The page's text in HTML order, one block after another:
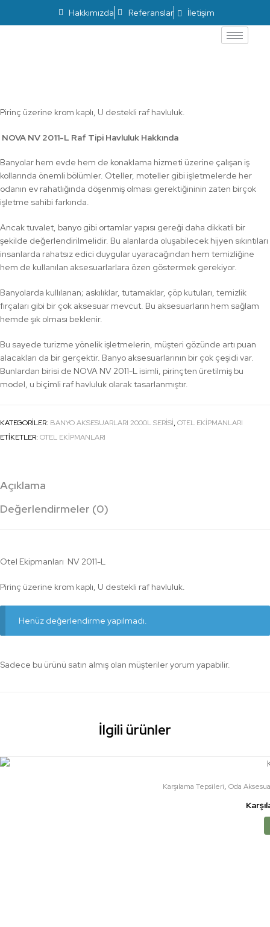
Hakkımızda Referanslar İletişim
Pirinç üzerine krom kaplı, U destekli raf havluluk.
NOVA NV 2011-L Raf Tipi Havluluk Hakkında
Banyolar hem evde hem de konaklama hizmeti üzerine çalışan iş
kollarında önemli bölümler. Oteller, moteller gibi işletmelerde her
odanın ev rahatlığında döşenmiş olması gerektiğininin zaten birçok
işletme sahibi farkında.
Ancak tuvalet, banyo gibi ortamlar yapısı gereği daha dikkatli bir
şekilde değerlendirilmelidir. Bu alanlarda oluşabilecek hijyen sıkıntıları
insanlarda rahatsız edici duygular uyaracağından hem temizliğine
hem de kullanılan aksesuarlarlara özen göstermek gerekiyor.
Banyolarda kullılanan; askılıklar, tutamaklar, çöp kutuları, temizlik
fırçaları gibi bir çok aksesuar mevcut. Bu aksesuarların hem sağlam
hemde şık olması beklenir.
Bu sayede turizme yönelik işletmelerin, müşteri gözünde artı puan
alacakları da bir gerçektir. Banyo aksesuarlarının bir çok çeşidi var.
Bunlardan birisi de NOVA NV 2011-L isimli, pirinçten üretilmiş bu
model, u biçimli raf havluluk olarak tasarlanmıştır.
KATEGORILER: BANYO AKSESUARLARI 2000L SERISI, OTEL EKİPMANLARI
ETIKETLER: OTEL EKİPMANLARI
Açıklama
Değerlendirmeler (0)
Otel Ekipmanları NV 2011-L
Pirinç üzerine krom kaplı, U destekli raf havluluk.
Henüz değerlendirme yapılmadı.
Sadece bu ürünü satın almış olan müşteriler yorum yapabilir.
İlgili ürünler
Karşılama Tepsileri, Oda